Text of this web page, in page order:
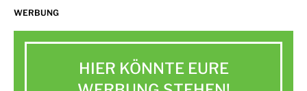
WERBUNG
HIER KÖNNTE EURE